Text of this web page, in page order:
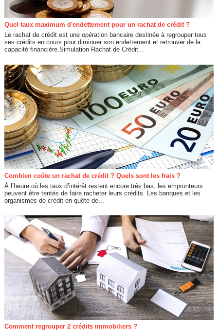
Quel taux maximum d'endettement pour un rachat de crédit ?
Le rachat de crédit est une opération bancaire destinée à regrouper tous
ses crédits en cours pour diminuer son endettement et retrouver de la
capacité financière.Simulation Rachat de Crédit...
Combien coûte un rachat de crédit ? Quels sont les frais ?
À l’heure où les taux d’intérêt restent encore très bas, les emprunteurs
peuvent être tentés de faire racheter leurs crédits. Les banques et les
organismes de crédit en quête de...
Comment regrouper 2 crédits immobiliers ?